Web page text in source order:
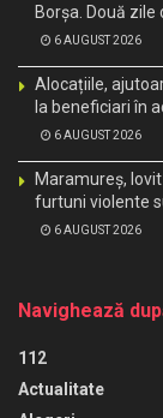
Borșa. Două zile
6 AUGUST 2026
Alocațiile,
la beneficiari în
6 AUGUST 2026
Maramureș,
furtuni violente
6 AUGUST 2026
Navighează
112
Actualitate